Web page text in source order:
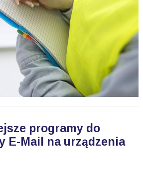
programy do
E-Mail na urządzenia